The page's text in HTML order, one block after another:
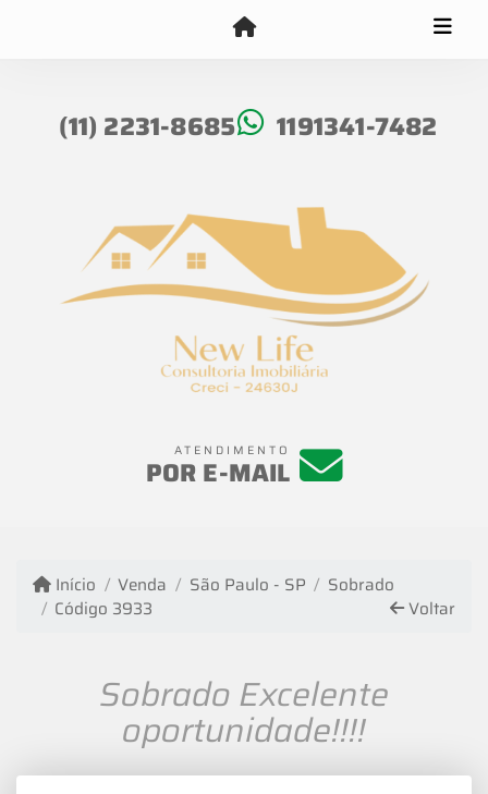
(11) 2231-8685 1191341-7482
ATENDIMENTO
POR E-MAIL
Início Venda São Paulo - SP
Sobrado
Código 3933
Voltar
Sobrado Excelente
oportunidade!!!!